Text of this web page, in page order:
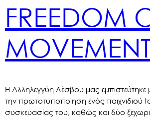
FREEDOM
Η Αλληλεγγύη Λέσβου μας εμπιστεύτηκε
την πρωτοτυποποίηση ενός παιχνιδιού
συσκευασίας του, καθώς και δύο